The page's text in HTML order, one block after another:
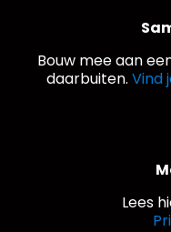
Bouw mee aan
daarbuiten. Vind
Lees